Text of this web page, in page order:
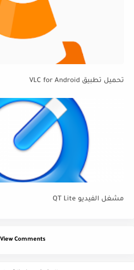
تحميل تطبيق VLC for Android
مشغل الفيديو QT Lite
View Comments